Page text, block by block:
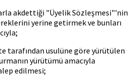
akdettiği "Üyelik Sözleşmesi"'nin
yerine getirmek ve bunları
tarafından usulüne göre yürütülen
yürütümü amacıyla
edilmesi;